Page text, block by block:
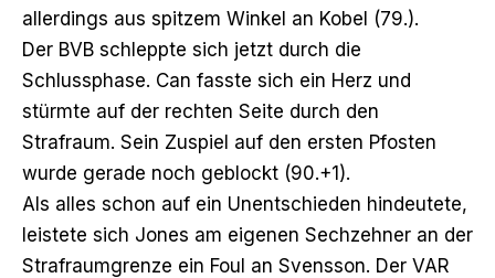
allerdings aus spitzem Winkel an Kobel (79.).
Der BVB schleppte sich jetzt durch die
Schlussphase. Can fasste sich ein Herz und
stürmte auf der rechten Seite durch den
Strafraum. Sein Zuspiel auf den ersten Pfosten
wurde gerade noch geblockt (90.+1).
Als alles schon auf ein Unentschieden hindeutete,
leistete sich Jones am eigenen Sechzehner an der
Strafraumgrenze ein Foul an Svensson. Der VAR